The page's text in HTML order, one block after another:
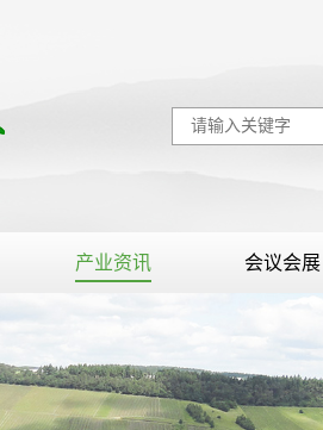
产业资讯 会议会展